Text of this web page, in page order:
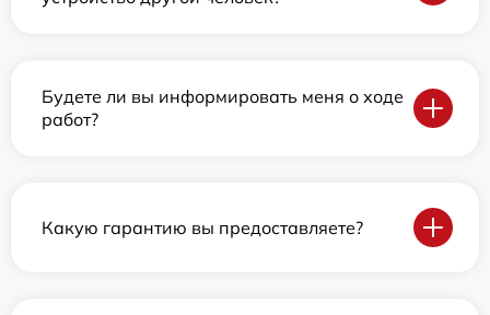
Будете ли вы информировать меня о ходе
работ?
Какую гарантию вы предоставляете?